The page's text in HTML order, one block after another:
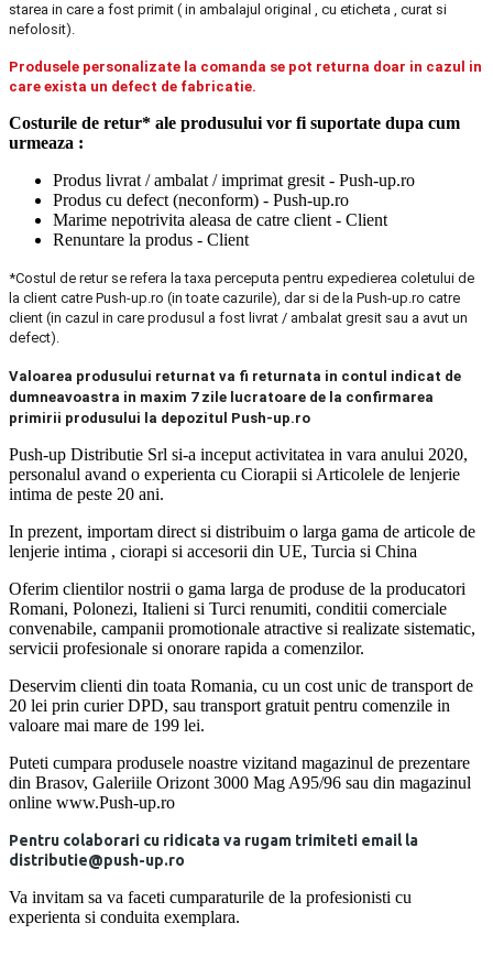
starea in care a fost primit ( in ambalajul original , cu eticheta , curat si
nefolosit).
Produsele personalizate la comanda se pot returna doar in cazul in
care exista un defect de fabricatie.
Costurile de retur* ale produsului vor fi suportate dupa cum
urmeaza :
Produs livrat / ambalat / imprimat gresit - Push-up.ro
Produs cu defect (neconform) - Push-up.ro
Marime nepotrivita aleasa de catre client - Client
Renuntare la produs - Client
*Costul de retur se refera la taxa perceputa pentru expedierea coletului de
la client catre Push-up.ro (in toate cazurile), dar si de la Push-up.ro catre
client (in cazul in care produsul a fost livrat / ambalat gresit sau a avut un
defect).
Valoarea produsului returnat va fi returnata in contul indicat de
dumneavoastra in maxim 7 zile lucratoare de la confirmarea
primirii produsului la depozitul Push-up.ro
Push-up Distributie Srl si-a inceput activitatea in vara anului 2020,
personalul avand o experienta cu Ciorapii si Articolele de lenjerie
intima de peste 20 ani.
In prezent, importam direct si distribuim o larga gama de articole de
lenjerie intima , ciorapi si accesorii din UE, Turcia si China
Oferim clientilor nostrii o gama larga de produse de la producatori
Romani, Polonezi, Italieni si Turci renumiti, conditii comerciale
convenabile, campanii promotionale atractive si realizate sistematic,
servicii profesionale si onorare rapida a comenzilor.
Deservim clienti din toata Romania, cu un cost unic de transport de
20 lei prin curier DPD, sau transport gratuit pentru comenzile in
valoare mai mare de 199 lei.
Puteti cumpara produsele noastre vizitand magazinul de prezentare
din Brasov, Galeriile Orizont 3000 Mag A95/96 sau din magazinul
online www.Push-up.ro
Pentru colaborari cu ridicata va rugam trimiteti email la
distributie@push-up.ro
Va invitam sa va faceti cumparaturile de la profesionisti cu
experienta si conduita exemplara.